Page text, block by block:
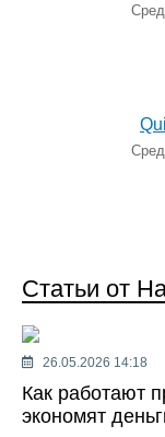
Статьи от
26.05.2026 14:18
Как работают
экономят